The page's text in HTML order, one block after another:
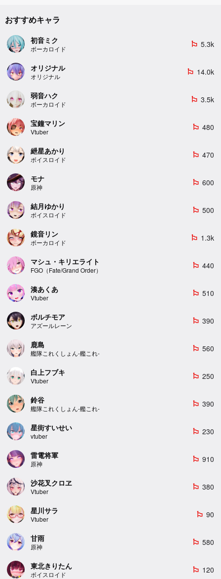
おすすめキャラ
初音ミク
ボーカロイド
emoji_flags 5.3k
オリジナル
オリジナル
emoji_flags 14.0k
弱音ハク
ボーカロイド
emoji_flags 3.5k
宝鐘マリン
Vtuber
emoji_flags 480
紲星あかり
ボイスロイド
emoji_flags 470
モナ
原神
emoji_flags 600
結月ゆかり
ボイスロイド
emoji_flags 500
鏡音リン
ボーカロイド
emoji_flags 1.3k
マシュ・キリエライト
FGO（Fate/Grand Order）
emoji_flags 440
湊あくあ
Vtuber
emoji_flags 510
ボルチモア
アズールレーン
emoji_flags 390
鹿島
艦隊これくしょん-艦これ-
emoji_flags 560
白上フブキ
Vtuber
emoji_flags 250
鈴谷
艦隊これくしょん-艦これ-
emoji_flags 390
星街すいせい
vtuber
emoji_flags 230
雷電将軍
原神
emoji_flags 910
沙花叉クロヱ
Vtuber
emoji_flags 380
星川サラ
Vtuber
emoji_flags 90
甘雨
原神
emoji_flags 580
東北きりたん
ボイスロイド
emoji_flags 120